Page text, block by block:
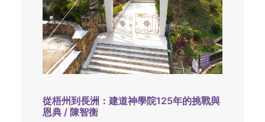
從梧州到長洲：建道神學院125年的挑戰與
恩典 / 陳智衡